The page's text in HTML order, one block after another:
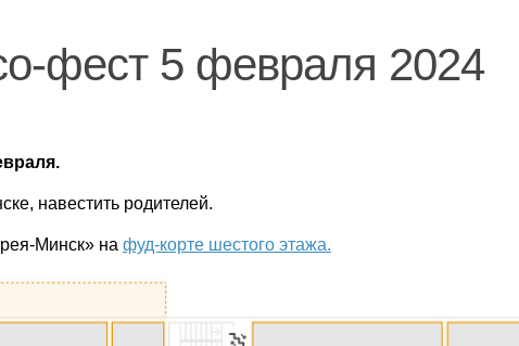
фест 5 февраля 2024
навестить родителей.
Минск» на фуд-корте шестого этажа.